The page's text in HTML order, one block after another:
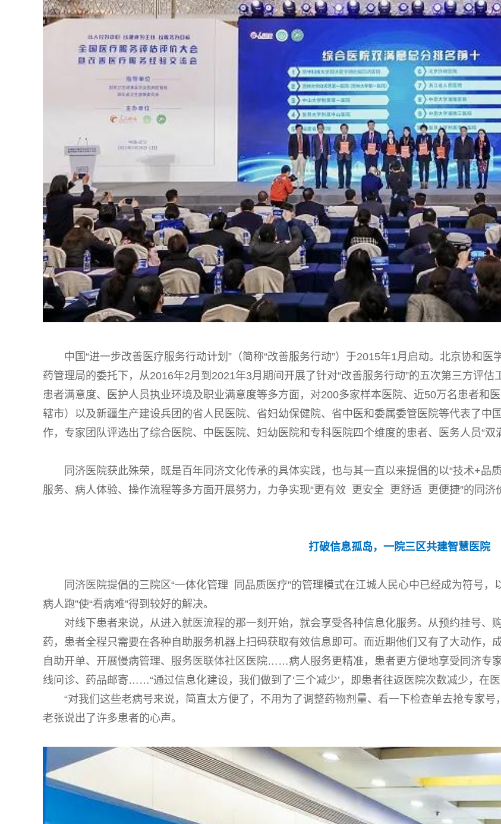
中国“进一步改善医疗服务行动计划”（简称“改善服务行动”）于2015年1月启动。北京协和
药管理局的委托下，从2016年2月到2021年3月期间开展了针对“改善服务行动”的五次第三方评
患者满意度、医护人员执业环境及职业满意度等多方面，对200多家样本医院、近50万名患者和
辖市）以及新疆生产建设兵团的省人民医院、省妇幼保健院、省中医和委属委管医院等代表了中
作，专家团队评选出了综合医院、中医医院、妇幼医院和专科医院四个维度的患者、医务人员“双
同济医院获此殊荣，既是百年同济文化传承的具体实践，也与其一直以来提倡的以“技术+品
服务、病人体验、操作流程等多方面开展努力，力争实现“更有效 更安全 更舒适 更便捷”的同济
打破信息孤岛，一院三区共建智慧医院
同济医院提倡的三院区“一体化管理 同品质医疗”的管理模式在江城人民心中已经成为符号
病人跑”使“看病难”得到较好的解决。
对线下患者来说，从进入就医流程的那一刻开始，就会享受各种信息化服务。从预约挂号、
药，患者全程只需要在各种自助服务机器上扫码获取有效信息即可。而近期他们又有了大动作，
自助开单、开展慢病管理、服务医联体社区医院……病人服务更精准，患者更方便地享受同济专
线问诊、药品邮寄……“通过信息化建设，我们做到了‘三个减少’，即患者往返医院次数减少，在
“对我们这些老病号来说，简直太方便了，不用为了调整药物剂量、看一下检查单去抢专家
老张说出了许多患者的心声。